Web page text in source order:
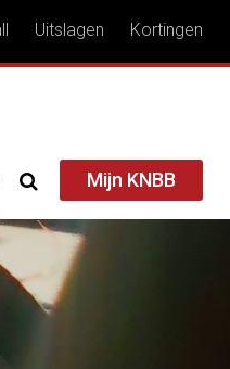
Uitslagen Kortingen
Mijn KNBB